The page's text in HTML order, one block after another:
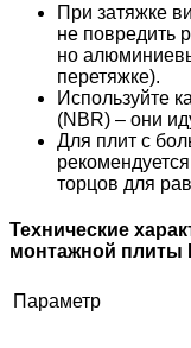
При затяжке
не повредить
но
перетяжке).
Используйте
(NBR) – они
Для плит с
торцов для
Технические
монтажной плиты
Параметр